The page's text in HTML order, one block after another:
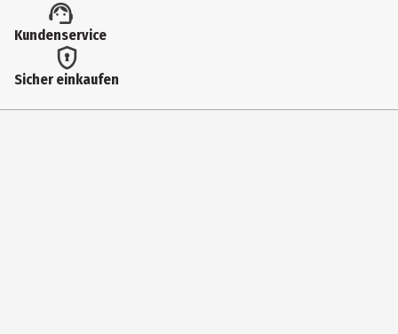
Kundenservice
Sicher einkaufen